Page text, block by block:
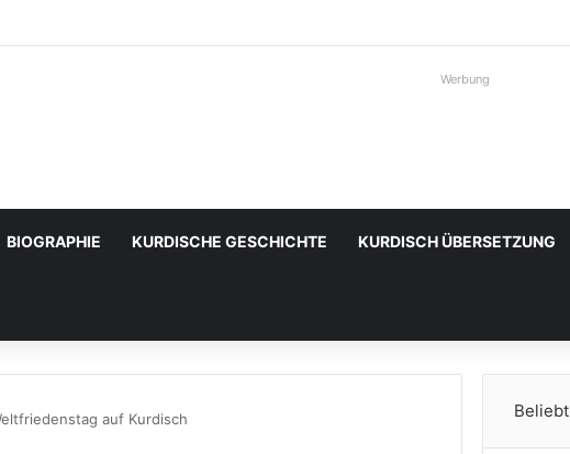
Werbung
BIOGRAPHIE KURDISCHE GESCHICHTE KURDISCH ÜBERSETZUNG
auf Kurdisch Beliebt